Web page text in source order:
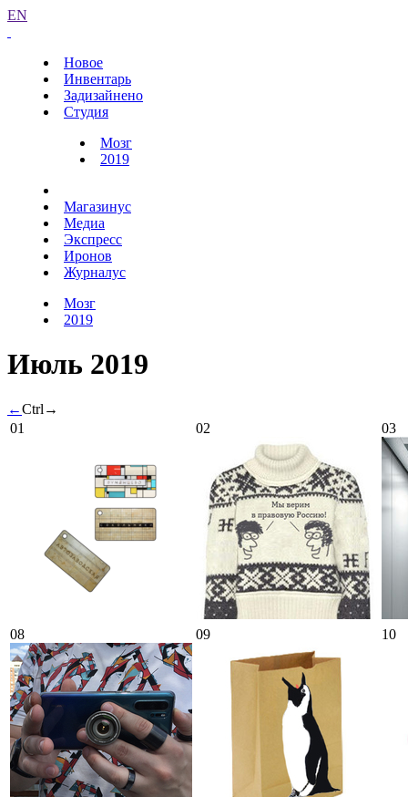
EN
Новое
Инвентарь
Задизайнено
Студия
Мозг
2019
Магазинус
Медиа
Экспресс
Иронов
Журналус
Мозг
2019
Июль 2019
←Ctrl →
01
02 03
08 09 10